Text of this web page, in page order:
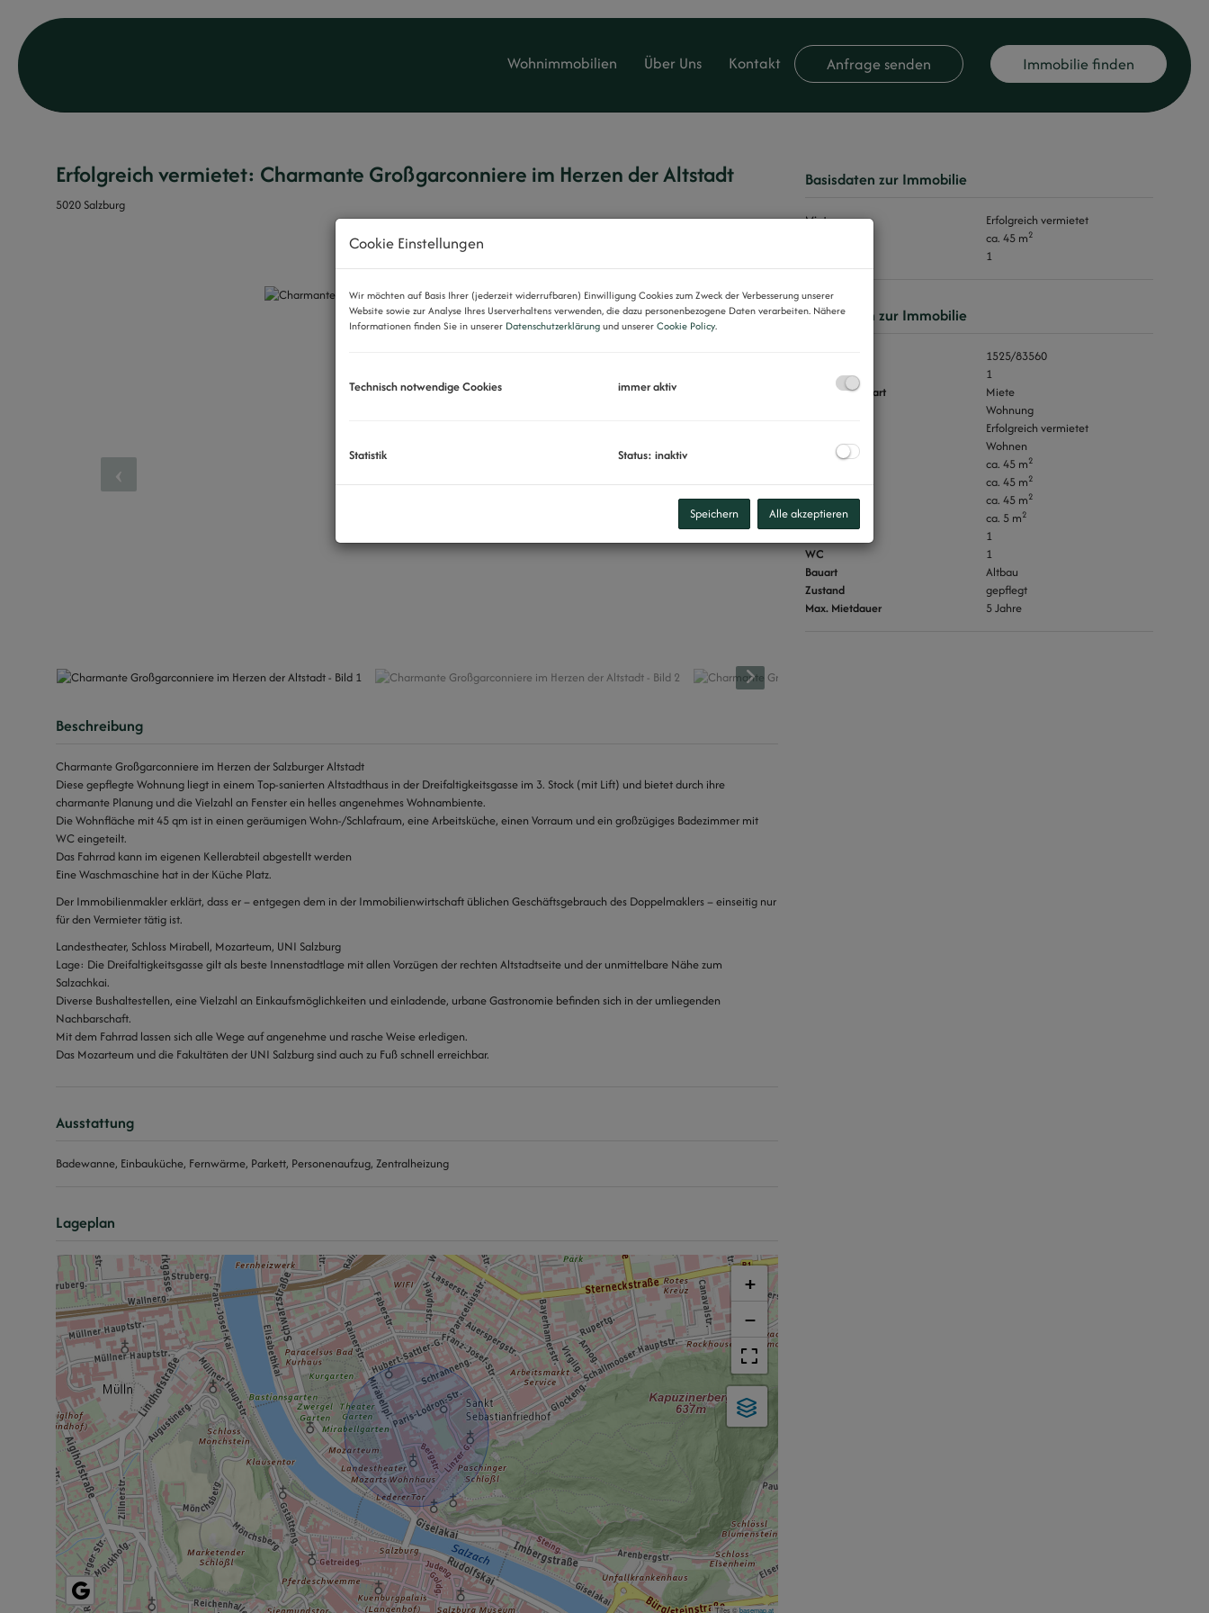
Wohnimmobilien Über Uns Kontakt Anfrage senden Immobilie finden
Erfolgreich vermietet: Charmante Großgarconniere im Herzen der Altstadt
5020 Salzburg
zur Liste
Beschreibung
Charmante Großgarconniere im Herzen der Salzburger Altstadt
Diese gepflegte Wohnung liegt in einem Top-sanierten Altstadthaus in der Dreifaltigkeitsgasse im 3. Stock (mit Lift) und bietet durch ihre
charmante Planung und die Vielzahl an Fenster ein helles angenehmes Wohnambiente.
Die Wohnfläche mit 45 qm ist in einen geräumigen Wohn-/Schlafraum, eine Arbeitsküche, einen Vorraum und ein großzügiges Badezimmer mit
WC eingeteilt.
Das Fahrrad kann im eigenen Kellerabteil abgestellt werden
Eine Waschmaschine hat in der Küche Platz.
Der Immobilienmakler erklärt, dass er – entgegen dem in der Immobilienwirtschaft üblichen Geschäftsgebrauch des Doppelmaklers – einseitig nur
für den Vermieter tätig ist.
Landestheater, Schloss Mirabell, Mozarteum, UNI Salzburg
Lage: Die Dreifaltigkeitsgasse gilt als beste Innenstadtlage mit allen Vorzügen der rechten Altstadtseite und der unmittelbare Nähe zum
Salzachkai.
Diverse Bushaltestellen, eine Vielzahl an Einkaufsmöglichkeiten und einladende, urbane Gastronomie befinden sich in der umliegenden
Nachbarschaft.
Mit dem Fahrrad lassen sich alle Wege auf angenehme und rasche Weise erledigen.
Das Mozarteum und die Fakultäten der UNI Salzburg sind auch zu Fuß schnell erreichbar.
Ausstattung
Badewanne Einbauküche Fernwärme Parkett Personenaufzug Zentralheizung
Lageplan
+
−
Tiles ©basemap.at
Basisdaten zur Immobilie
Miete
Erfolgreich vermietet
ca. 45 m2
1
Basisdaten zur Immobilie
1525/83560
Zimmer
1
Vermarktungsart
Miete
Wohnung
Erfolgreich vermietet
Nutzungsart
Wohnen
Fläche
ca. 45 m2
Wohnfläche ca. 45 m2
Nutzfläche ca. 45 m2
Kellerfläche ca. 5 m2
1
WC
1
Bauart
Altbau
Zustand
gepflegt
Max. Mietdauer
5 Jahre
Cookie Einstellungen
Wir möchten auf Basis Ihrer (jederzeit widerrufbaren) Einwilligung Cookies zum Zweck der Verbesserung unserer
Website sowie zur Analyse Ihres Userverhaltens verwenden, die dazu personenbezogene Daten verarbeiten. Nähere
Informationen finden Sie in unserer Datenschutzerklärungund unsererCookie Policy.
Technisch notwendige Cookies immer aktiv
Statistik Status: inaktiv
Speichern Alle akzeptieren